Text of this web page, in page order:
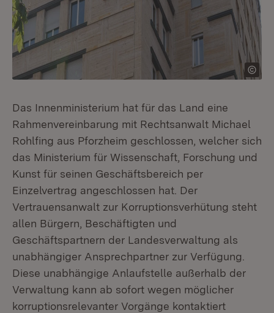
Das Innenministerium hat für das Land eine
Rahmenvereinbarung mit Rechtsanwalt Michael
Rohlfing aus Pforzheim geschlossen, welcher sich
das Ministerium für Wissenschaft, Forschung und
Kunst für seinen Geschäftsbereich per
Einzelvertrag angeschlossen hat. Der
Vertrauensanwalt zur Korruptionsverhütung steht
allen Bürgern, Beschäftigten und
Geschäftspartnern der Landesverwaltung als
unabhängiger Ansprechpartner zur Verfügung.
Diese unabhängige Anlaufstelle außerhalb der
Verwaltung kann ab sofort wegen möglicher
korruptionsrelevanter Vorgänge kontaktiert